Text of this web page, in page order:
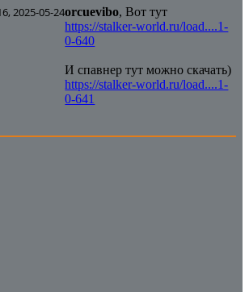
2025-05-24orcuevibo, Вот тут
https://stalker-world.ru/load....1-
0-640
И спавнер тут можно скачать)
https://stalker-world.ru/load....1-
0-641